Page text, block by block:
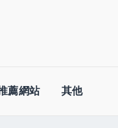
薦網站 其他